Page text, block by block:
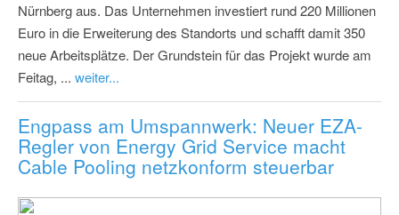
Nürnberg aus. Das Unternehmen investiert rund 220 Millionen
Euro in die Erweiterung des Standorts und schafft damit 350
neue Arbeitsplätze. Der Grundstein für das Projekt wurde am
Feitag, ... weiter...
Engpass am Umspannwerk: Neuer EZA-
Regler von Energy Grid Service macht
Cable Pooling netzkonform steuerbar